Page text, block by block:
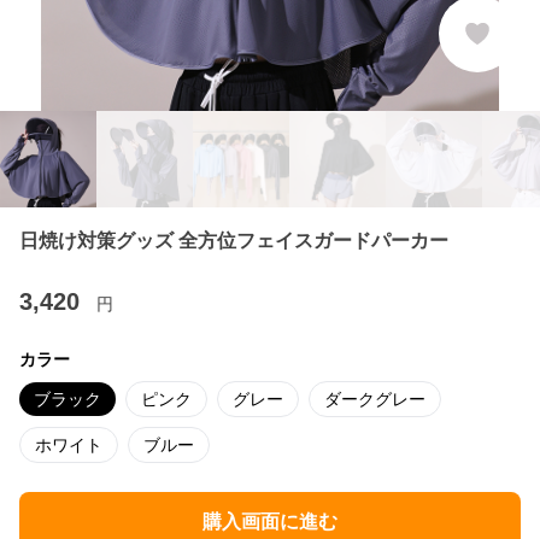
日焼け対策グッズ 全方位フェイスガードパーカー
3,420 円
カラー
ブラック ピンク グレー ダークグレー
ホワイト ブルー
購入画面に進む